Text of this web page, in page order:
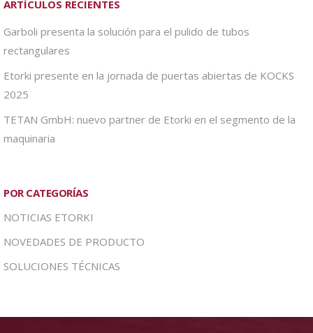
ARTÍCULOS RECIENTES
Garboli presenta la solución para el pulido de tubos
rectangulares
Etorki presente en la jornada de puertas abiertas de KOCKS
2025
TETAN GmbH: nuevo partner de Etorki en el segmento de la
maquinaria
POR CATEGORÍAS
NOTICIAS ETORKI
NOVEDADES DE PRODUCTO
SOLUCIONES TÉCNICAS